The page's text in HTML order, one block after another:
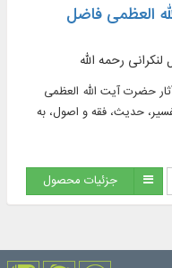
العظمی فاضل
رحمه الله
مشتمل بر: آثار حضرت آیت الله العظمی
حدیث، فقه و اصول، به
جزئیات محصول